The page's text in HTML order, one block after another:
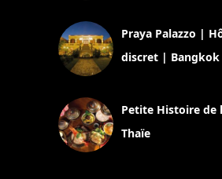
Praya Palazzo |
discret | Bangkok
Petite Histoire de
Thaïe